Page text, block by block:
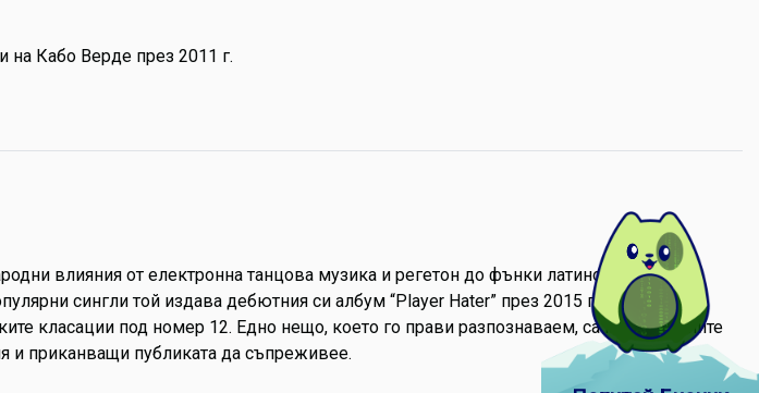
на Кабо Верде през 2011 г.
влияния от електронна танцова музика и регетон до фънки латино соул и
сингли той издава дебютния си албум “Player Hater” през 2015 г. С “Boys Don't
класации под номер 12. Едно нещо, което го прави разпознаваем, са много личните
и приканващи публиката да съпреживее.